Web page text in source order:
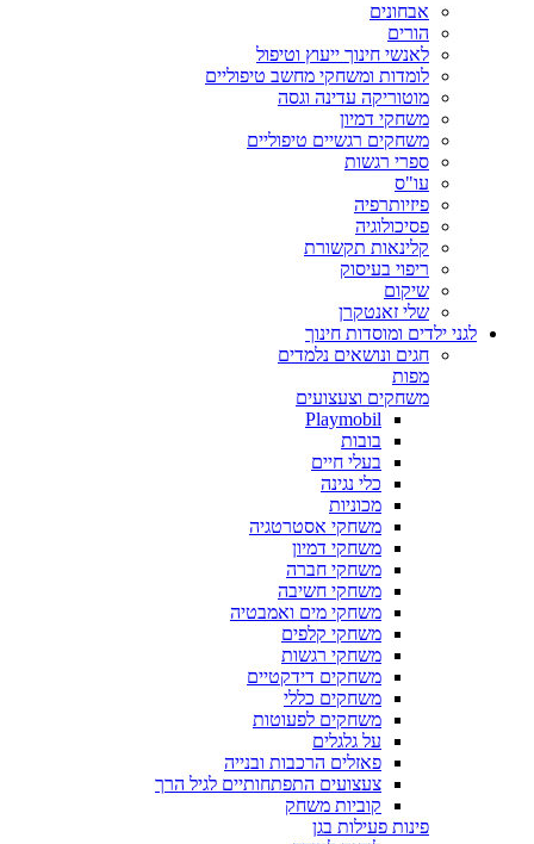
אבחונים
הורים
לאנשי חינוך ייעוץ וטיפול
לומדות ומשחקי מחשב טיפוליים
מוטוריקה עדינה וגסה
משחקי דמיון
משחקים רגשיים טיפוליים
ספרי רגשות
עו"ס
פיזיותרפיה
פסיכולוגיה
קלינאות תקשורת
ריפוי בעיסוק
שיקום
שלי זאנטקרן
לגני ילדים ומוסדות חינוך
חגים ונושאים נלמדים
מפות
משחקים וצעצועים
Playmobil
בובות
בעלי חיים
כלי נגינה
מכוניות
משחקי אסטרטגיה
משחקי דמיון
משחקי חברה
משחקי חשיבה
משחקי מים ואמבטיה
משחקי קלפים
משחקי רגשות
משחקים דידקטיים
משחקים כללי
משחקים לפעוטות
על גלגלים
פאזלים הרכבות ובנייה
צעצועים התפתחותיים לגיל הרך
קוביות משחק
פינות פעילות בגן